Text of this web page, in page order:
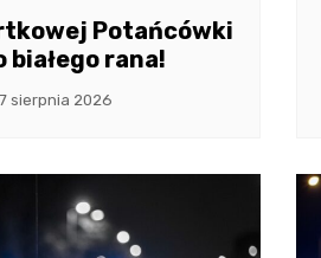
Potańcówki
rana!
7 sierpnia 2026